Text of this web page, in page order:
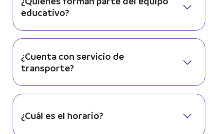
educativo?
¿Cuenta con servicio de
transporte?
¿Cuál es el horario?